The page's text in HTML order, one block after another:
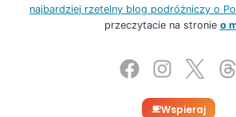
najbardziej rzetelny blog podróżniczy o
przeczytacie na stronie o
Wspieraj